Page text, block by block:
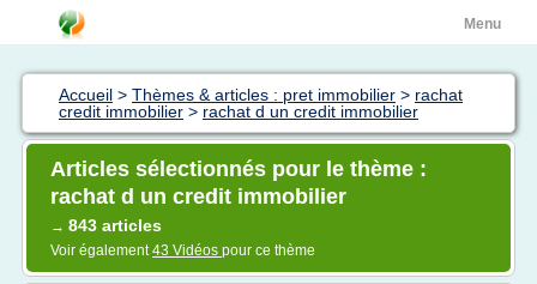
Menu
Accueil > Thèmes & articles : pret immobilier > rachat
credit immobilier > rachat d un credit immobilier
Articles sélectionnés pour le thème :
rachat d un credit immobilier
→ 843 articles
Voir également43 Vidéos pour ce thème